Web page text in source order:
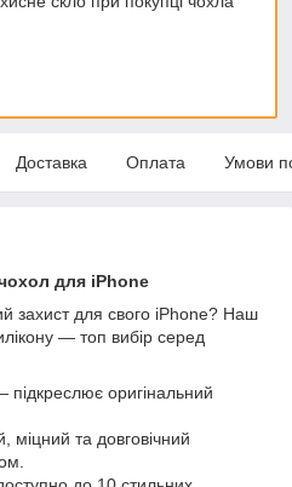
Доставка Оплата Умови
для iPhone
захист для свого iPhone? Наш
— топ вибір серед
підкреслює оригінальний
міцний та довговічний